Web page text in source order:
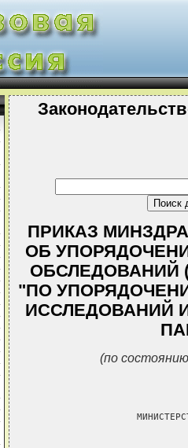
ПРИКАЗ
ОБ
ОБСЛЕДОВАНИЙ
"ПО
ИССЛЕДОВАНИЙ
(по